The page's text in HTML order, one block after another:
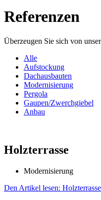
Referenzen
Überzeugen Sie sich von
Alle
Aufstockung
Dachausbauten
Modernisierung
Pergola
Gaupen/Zwerchgiebel
Anbau
Holzterrasse
Modernisierung
Den Artikel lesen: Holzterrasse